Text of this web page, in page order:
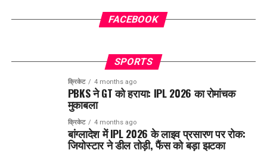
FACEBOOK
SPORTS
क्रिकेट 4 months ago
PBKS ने GT को हराया: IPL 2026 का रोमांचक
मुकाबला
क्रिकेट 4 months ago
बांग्लादेश में IPL 2026 के लाइव प्रसारण पर रोक:
जियोस्टार ने डील तोड़ी, फैंस को बड़ा झटका